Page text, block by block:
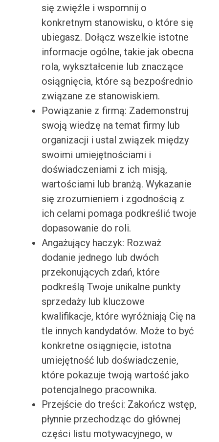
się zwięźle i wspomnij o
konkretnym stanowisku, o które się
ubiegasz. Dołącz wszelkie istotne
informacje ogólne, takie jak obecna
rola, wykształcenie lub znaczące
osiągnięcia, które są bezpośrednio
związane ze stanowiskiem.
Powiązanie z firmą: Zademonstruj
swoją wiedzę na temat firmy lub
organizacji i ustal związek między
swoimi umiejętnościami i
doświadczeniami z ich misją,
wartościami lub branżą. Wykazanie
się zrozumieniem i zgodnością z
ich celami pomaga podkreślić twoje
dopasowanie do roli.
Angażujący haczyk: Rozważ
dodanie jednego lub dwóch
przekonujących zdań, które
podkreślą Twoje unikalne punkty
sprzedaży lub kluczowe
kwalifikacje, które wyróżniają Cię na
tle innych kandydatów. Może to być
konkretne osiągnięcie, istotna
umiejętność lub doświadczenie,
które pokazuje twoją wartość jako
potencjalnego pracownika.
Przejście do treści: Zakończ wstęp,
płynnie przechodząc do głównej
części listu motywacyjnego, w